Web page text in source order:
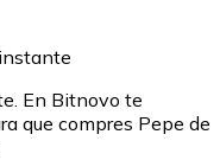
En Bitnovo te
que compres Pepe de